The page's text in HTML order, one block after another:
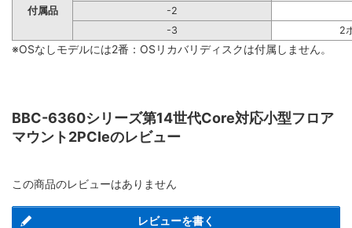
付属品
-2
-3
2
※OSなしモデルには2番：OSリカバリディスクは付属しません。
BBC-6360シリーズ第14世代Core対応小型フロア
マウント2PCIeのレビュー
この商品のレビューはありません
レビューを書く